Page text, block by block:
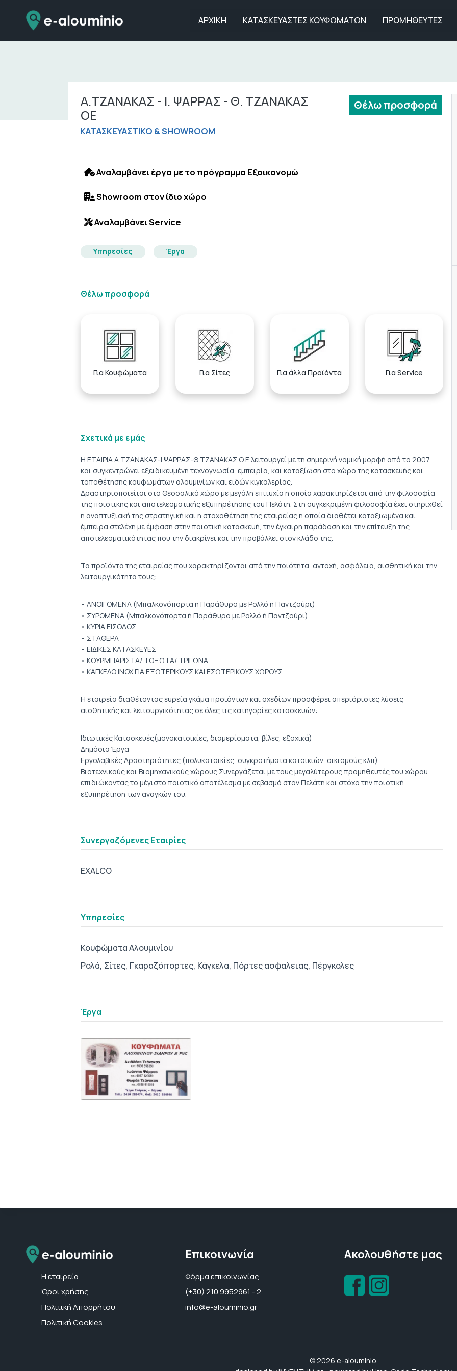
ΑΡΧΙΚΗ ΚΑΤΑΣΚΕΥΑΣΤΕΣ ΚΟΥΦΩΜΑΤΩΝ ΠΡΟΜΗΘΕΥΤΕΣ
Α.ΤΖΑΝΑΚΑΣ - Ι. ΨΑΡΡΑΣ - Θ. ΤΖΑΝΑΚΑΣ
ΟΕ
ΚΑΤΑΣΚΕΥΑΣΤΙΚΟ & SHOWROOM
Θέλω προσφορά
Αναλαμβάνει έργα με το πρόγραμμα Εξοικονομώ
Showroom στον ίδιο χώρο
Αναλαμβάνει Service
Υπηρεσίες Έργα
Θέλω προσφορά
Για Κουφώματα Για Σίτες Για άλλα Προϊόντα Για Service
Σχετικά με εμάς
H ΕΤΑΙΡΙΑ Α.ΤΖΑΝΑΚΑΣ-Ι.ΨΑΡΡΑΣ-Θ.ΤΖΑΝΑΚΑΣ Ο.Ε λειτουργεί με τη σημερινή νομική μορφή από το 2007,
και συγκεντρώνει εξειδικευμένη τεχνογνωσία, εμπειρία, και καταξίωση στο χώρο της κατασκευής και
τοποθέτησης κουφωμάτων αλουμινίων και ειδών κιγκαλερίας.
Δραστηριοποιείται στο Θεσσαλικό χώρο με μεγάλη επιτυχία η οποία χαρακτηρίζεται από την φιλοσοφία
της ποιοτικής και αποτελεσματικής εξυπηρέτησης του Πελάτη. Στη συγκεκριμένη φιλοσοφία έχει στηριχθεί
η αναπτυξιακή της στρατηγική και η στοχοθέτηση της εταιρείας η οποία διαθέτει καταξιωμένα και
έμπειρα στελέχη με έμφαση στην ποιοτική κατασκευή, την έγκαιρη παράδοση και την επίτευξη της
αποτελεσματικότητας που την διακρίνει και την προβάλλει στον κλάδο της.
Τα προϊόντα της εταιρείας που χαρακτηρίζονται από την ποιότητα, αντοχή, ασφάλεια, αισθητική και την
λειτουργικότητα τους:
• ΑΝΟΙΓΟΜΕΝΑ (Μπαλκονόπορτα ή Παράθυρο με Ρολλό ή Παντζούρι)
• ΣΥΡΟΜΕΝΑ (Μπαλκονόπορτα ή Παράθυρο με Ρολλό ή Παντζούρι)
• ΚΥΡΙΑ ΕΙΣΟΔΟΣ
• ΣΤΑΘΕΡΑ
• ΕΙΔΙΚΕΣ ΚΑΤΑΣΚΕΥΕΣ
• ΚΟΥΡΜΠΑΡΙΣΤΑ/ ΤΟΞΩΤΑ/ ΤΡΙΓΩΝΑ
• ΚΑΓΚΕΛΟ INOX ΓΙΑ ΕΞΩΤΕΡΙΚΟΥΣ ΚΑΙ ΕΣΩΤΕΡΙΚΟΥΣ ΧΩΡΟΥΣ
Η εταιρεία διαθέτοντας ευρεία γκάμα προϊόντων και σχεδίων προσφέρει απεριόριστες λύσεις
αισθητικής και λειτουργικότητας σε όλες τις κατηγορίες κατασκευών:
Ιδιωτικές Κατασκευές(μονοκατοικίες, διαμερίσματα, βίλες, εξοχικά)
Δημόσια Έργα
Εργολαβικές Δραστηριότητες (πολυκατοικίες, συγκροτήματα κατοικιών, οικισμούς κλπ)
Βιοτεχνικούς και Βιομηχανικούς χώρους Συνεργάζεται με τους μεγαλύτερους προμηθευτές του χώρου
επιδιώκοντας το μέγιστο ποιοτικό αποτέλεσμα με σεβασμό στον Πελάτη και στόχο την ποιοτική
εξυπηρέτηση των αναγκών του.
Συνεργαζόμενες Eταιρίες
EXALCO
Υπηρεσίες
Κουφώματα Αλουμινίου
Ρολά, Σίτες, Γκαραζόπορτες, Κάγκελα, Πόρτες ασφαλειας, Πέργκολες
Έργα
Η εταιρεία
Όροι χρήσης
Πολιτική Απορρήτου
Πολιτική Cookies
Επικοινωνία
Φόρμα επικοινωνίας
(+30) 210 9952961 - 2
info@e-alouminio.gr
Ακολουθήστε μας
© 2026 e-alouminio